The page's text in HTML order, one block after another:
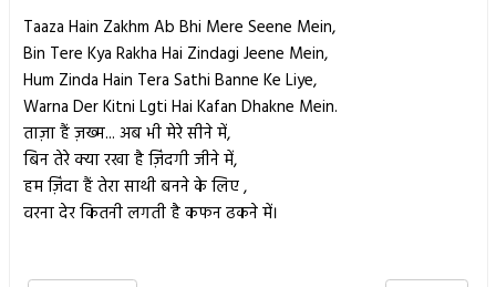
Taaza Hain Zakhm Ab Bhi Mere Seene Mein,
Bin Tere Kya Rakha Hai Zindagi Jeene Mein,
Hum Zinda Hain Tera Sathi Banne Ke Liye,
Warna Der Kitni Lgti Hai Kafan Dhakne Mein.
ताज़ा हैं ज़ख्म... अब भी मेरे सीने में,
बिन तेरे क्या रखा है ज़िंदगी जीने में,
हम ज़िंदा हैं तेरा साथी बनने के लिए ,
वरना देर कितनी लगती है कफन ढकने में।